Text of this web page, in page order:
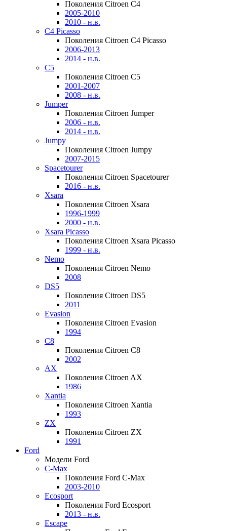
Поколения Citroen C4
2005-2010
2010 - н.в.
C4 Picasso
Поколения Citroen C4 Picasso
2006-2013
2014 - н.в.
C5
Поколения Citroen C5
2001-2007
2008 - н.в.
Jumper
Поколения Citroen Jumper
2006 - н.в.
2014 - н.в.
Jumpy
Поколения Citroen Jumpy
2007-2015
Spacetourer
Поколения Citroen Spacetourer
2016 - н.в.
Xsara
Поколения Citroen Xsara
1996-1999
2000 - н.в.
Xsara Picasso
Поколения Citroen Xsara Picasso
1999 - н.в.
Nemo
Поколения Citroen Nemo
2008
DS5
Поколения Citroen DS5
2011
Evasion
Поколения Citroen Evasion
1994
C8
Поколения Citroen C8
2002
AX
Поколения Citroen AX
1986
Xantia
Поколения Citroen Xantia
1993
ZX
Поколения Citroen ZX
1991
Ford
Модели Ford
C-Max
Поколения Ford C-Max
2003-2010
Ecosport
Поколения Ford Ecosport
2013 - н.в.
Escape